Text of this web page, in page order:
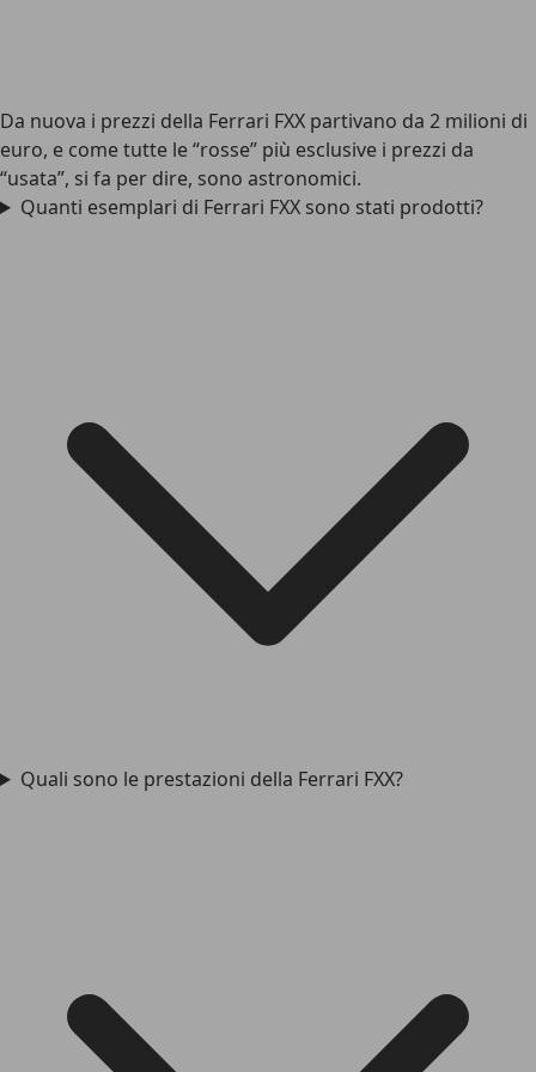
Da nuova i prezzi della Ferrari FXX partivano da 2 milioni di
euro, e come tutte le “rosse” più esclusive i prezzi da
“usata”, si fa per dire, sono astronomici.
Quanti esemplari di Ferrari FXX sono stati prodotti?
Quali sono le prestazioni della Ferrari FXX?